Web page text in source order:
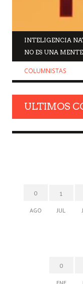
INTELIGENCIA
NO ES UNA MENTE
COLUMNISTAS
ULTIMOS
0
AGO
1
JUL
0